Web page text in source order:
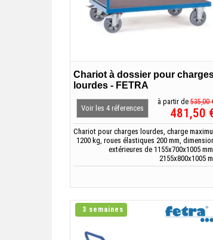
Chariot à dossier pour
lourdes - FETRA
Voir les 4 réferences
à partir de 535,00
481,50
Chariot pour charges lourdes, charge
1200 kg, roues élastiques 200 mm,
extérieures de 1155x700x1005
2155x800x1005
3 semaines